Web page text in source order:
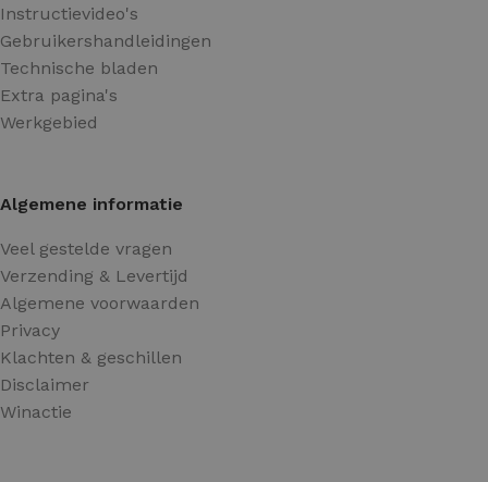
Instructievideo's
Gebruikershandleidingen
Technische bladen
Extra pagina's
Werkgebied
Algemene informatie
Veel gestelde vragen
Verzending & Levertijd
Algemene voorwaarden
Privacy
Klachten & geschillen
Disclaimer
Winactie